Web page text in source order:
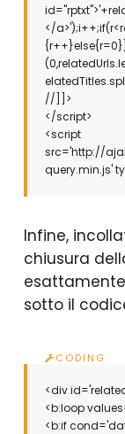
</
//]]>
</script>
<script
src='http://
query.min.js'
Infine,
chiusura
sotto il
<div
<b:loop
<b:if